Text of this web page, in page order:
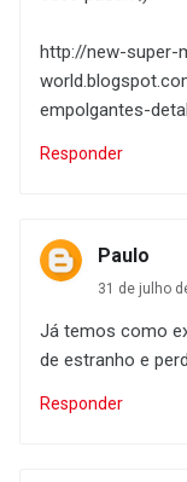
http://new-super-
empolgantes-
Responder
Paulo
31 de julho
Já temos como
de estranho e
Responder